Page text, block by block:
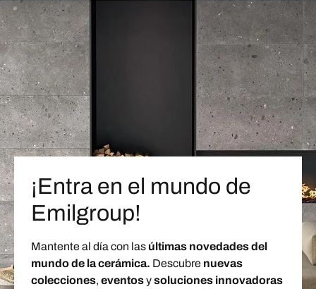
¡Entra en el mundo de
Emilgroup!
Mantente al día con las últimas novedades del
mundo de la cerámica. Descubre nuevas
colecciones, eventosysoluciones innovadoras